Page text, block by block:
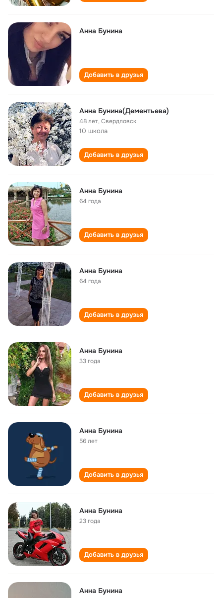
Анна Бунина
Добавить в друзья
Анна Бунина(Дементьева)
48 лет,Свердловск
10 школа
Добавить в друзья
Анна Бунина
64 года
Добавить в друзья
Анна Бунина
64 года
Добавить в друзья
Анна Бунина
33 года
Добавить в друзья
Анна Бунина
56 лет
Добавить в друзья
Анна Бунина
23 года
Добавить в друзья
Анна Бунина